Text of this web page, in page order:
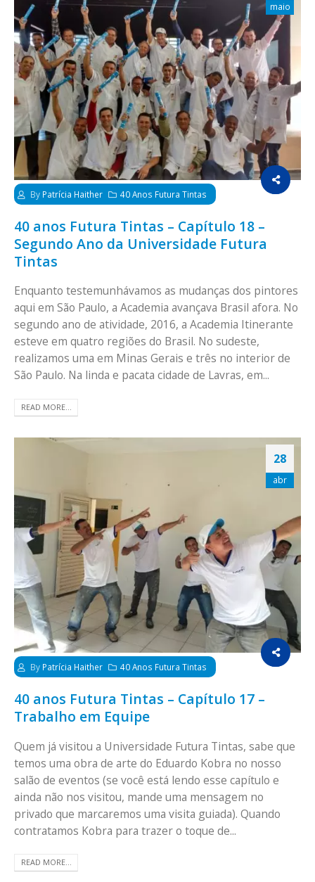
maio
By Patrícia Haither 40 Anos Futura Tintas
40 anos Futura Tintas – Capítulo 18 –
Segundo Ano da Universidade Futura
Tintas
Enquanto testemunhávamos as mudanças dos pintores
aqui em São Paulo, a Academia avançava Brasil afora. No
segundo ano de atividade, 2016, a Academia Itinerante
esteve em quatro regiões do Brasil. No sudeste,
realizamos uma em Minas Gerais e três no interior de
São Paulo. Na linda e pacata cidade de Lavras, em...
READ MORE...
28
abr
By Patrícia Haither 40 Anos Futura Tintas
40 anos Futura Tintas – Capítulo 17 –
Trabalho em Equipe
Quem já visitou a Universidade Futura Tintas, sabe que
temos uma obra de arte do Eduardo Kobra no nosso
salão de eventos (se você está lendo esse capítulo e
ainda não nos visitou, mande uma mensagem no
privado que marcaremos uma visita guiada). Quando
contratamos Kobra para trazer o toque de...
READ MORE...